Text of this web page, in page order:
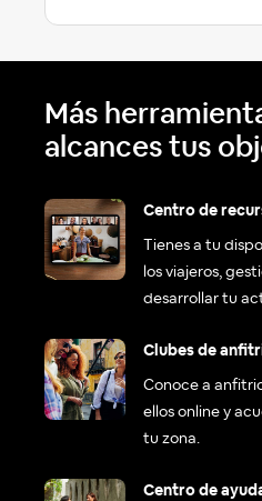
Más
alcances tus
Centro de
Tienes a tu
los viajeros,
desarrollar tu
Clubes de
Conoce a
ellos online y
tu zona.
Centro de